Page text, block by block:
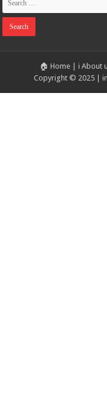
🏠 Home| ℹ️ About
Copyright © 2025 |